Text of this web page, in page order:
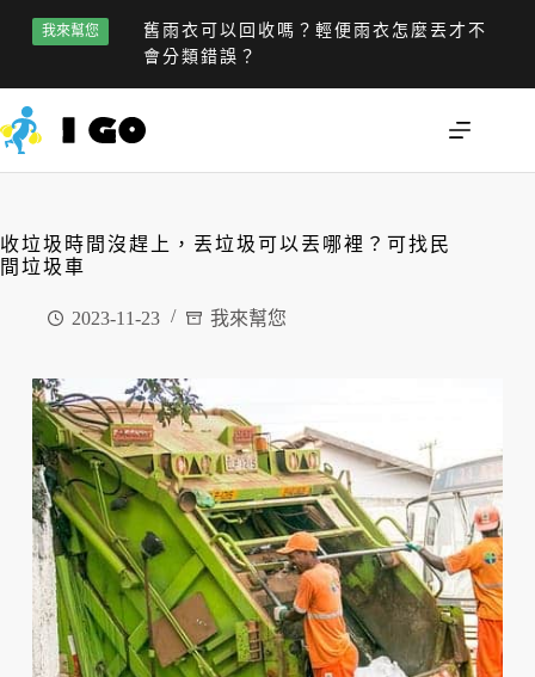
我來幫您
舊雨衣可以回收嗎？輕便雨衣怎麼丟才不
會分類錯誤？
收垃圾時間沒趕上，丟垃圾可以丟哪裡？可找民
間垃圾車
2023-11-23 我來幫您